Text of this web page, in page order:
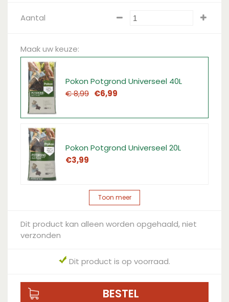
Aantal
Maak uw keuze:
Pokon Potgrond Universeel 40L
€8,99 €6,99
Pokon Potgrond Universeel 20L
€3,99
Toon meer
Dit product kan alleen worden opgehaald, niet
verzonden
Dit product is op voorraad.